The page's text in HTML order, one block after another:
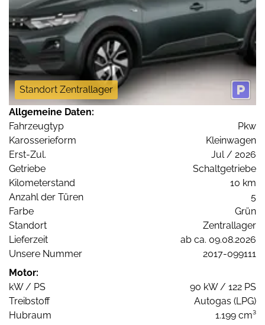
Standort Zentrallager
Allgemeine Daten:
Fahrzeugtyp
Pkw
Karosserieform
Kleinwagen
Erst-Zul.
Jul / 2026
Getriebe
Schaltgetriebe
Kilometerstand
10 km
Anzahl der Türen
5
Farbe
Grün
Standort
Zentrallager
Lieferzeit
ab ca. 09.08.2026
Unsere Nummer
2017-099111
Motor:
kW / PS
90 kW / 122 PS
Treibstoff
Autogas (LPG)
Hubraum
1.199 cm³